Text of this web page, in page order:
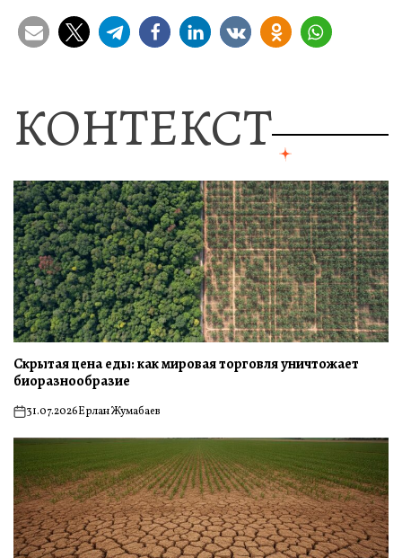
КОНТЕКСТ
Скрытая цена еды: как мировая торговля уничтожает
биоразнообразие
on31.07.2026Ерлан Жумабаев